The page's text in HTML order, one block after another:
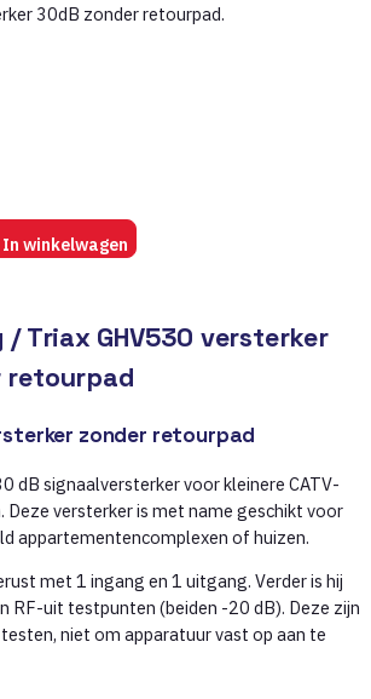
30dB zonder retourpad.
In winkelwagen
/Triax GHV530 versterker
retourpad
zonder retourpad
dB signaalversterker voor kleinere CATV-
versterker is met name geschikt voor
appartementencomplexen of huizen.
met 1 ingang en 1 uitgang. Verder is hij
RF-uit testpunten (beiden -20 dB). Deze zijn
niet om apparatuur vast op aan te